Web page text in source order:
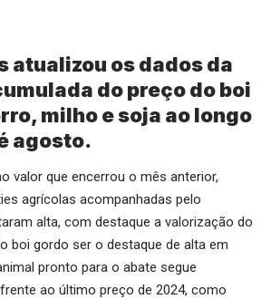
atualizou os dados da
do preço do boi
milho e soja ao longo
agosto.
valor que encerrou o mês anterior,
agrícolas acompanhadas pelo
alta, com destaque a valorização do
boi gordo ser o destaque de alta em
pronto para o abate segue
ao último preço de 2024, como